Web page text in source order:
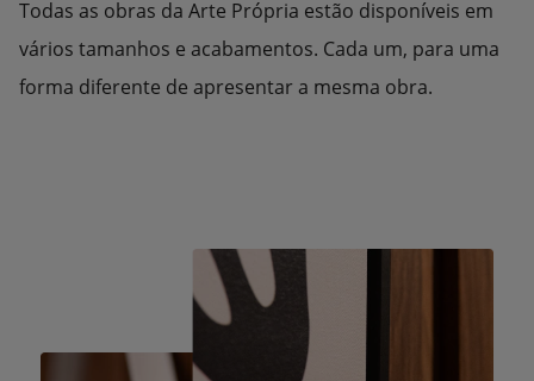
Todas as obras da Arte Própria estão disponíveis em
vários tamanhos e acabamentos. Cada um, para uma
forma diferente de apresentar a mesma obra.